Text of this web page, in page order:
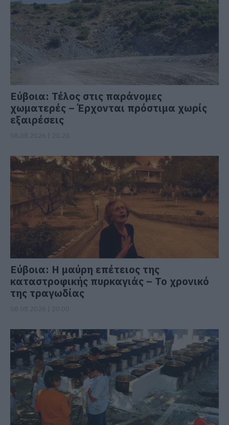
Εύβοια: Τέλος στις παράνομες
χωματερές – Έρχονται πρόστιμα χωρίς
εξαιρέσεις
Εύβοια: Η μαύρη επέτειος της
καταστροφικής πυρκαγιάς – Το χρονικό
της τραγωδίας